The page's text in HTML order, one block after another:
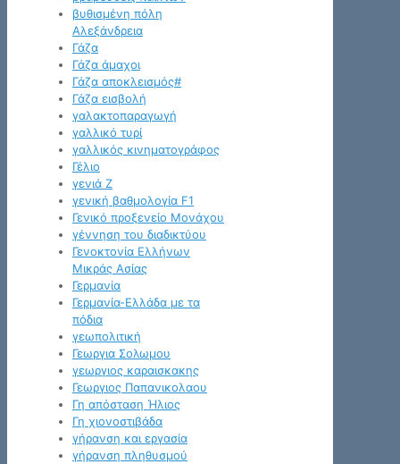
βυθισμένη πόλη
Αλεξάνδρεια
Γάζα
Γάζα άμαχοι
Γάζα αποκλεισμός#
Γάζα εισβολή
γαλακτοπαραγωγή
γαλλικό τυρί
γαλλικός κινηματογράφος
Γέλιο
γενιά Z
γενική βαθμολογία F1
Γενικό προξενείο Μονάχου
γέννηση του διαδικτύου
Γενοκτονία Ελλήνων
Μικράς Ασίας
Γερμανία
Γερμανία-Ελλάδα με τα
πόδια
γεωπολιτική
Γεωργια Σολωμου
γεωργιος καραισκακης
Γεωργιος Παπανικολαου
Γη απόσταση Ήλιος
Γη χιονοστιβάδα
γήρανση και εργασία
γήρανση πληθυσμού